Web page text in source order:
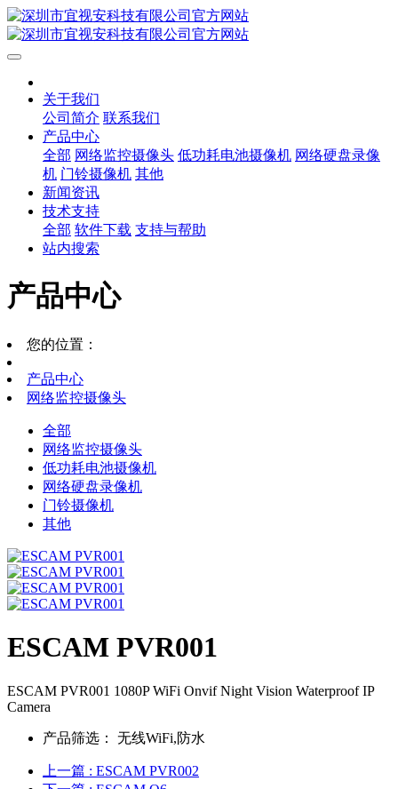
关于我们
公司简介 联系我们
产品中心
全部 网络监控摄像头 低功耗电池摄像机 网络硬盘录像
机 门铃摄像机 其他
新闻资讯
技术支持
全部 软件下载 支持与帮助
站内搜索
产品中心
您的位置：
产品中心
网络监控摄像头
全部
网络监控摄像头
低功耗电池摄像机
网络硬盘录像机
门铃摄像机
其他
ESCAM PVR001
ESCAM PVR001 1080P WiFi Onvif Night Vision Waterproof IP
Camera
产品筛选： 无线WiFi,防水
上一篇 : ESCAM PVR002